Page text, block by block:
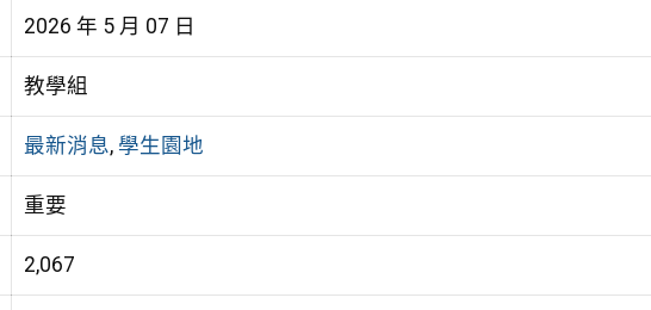
2026 年 5 月 07 日
教學組
最新消息, 學生園地
重要
2,067